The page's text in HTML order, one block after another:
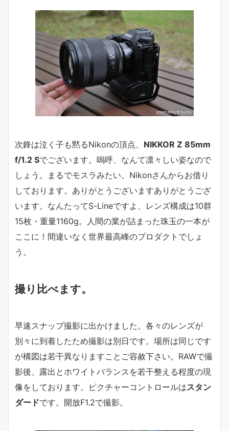
次鋒は泣く子も黙るNikonの頂点、 NIKKOR Z 85mm
f/1.2 Sでございます。嗚呼、なんて凛々しい姿なので
しょう。まるでモスラみたい。Nikonさんからお借り
しております。ありがとうございますありがとうござ
います。なんたってS-Lineですよ、レンズ構成は10群
15枚・重量1160g。人間の業が詰まった珠玉の一本が
ここに！間違いなく世界最高峰のプロダクトでしょ
う。
撮り比べます。
早速スナップ撮影に出かけました。各々のレンズが
別々に到着したため撮影は別日です。場所は同じです
が構図は若干異なりますことご容赦下さい。RAWで撮
影後、露出とホワイトバランスを若干整える程度の現
像をしております。ピクチャーコントロールはスタン
ダードです。開放F1.2で撮影。